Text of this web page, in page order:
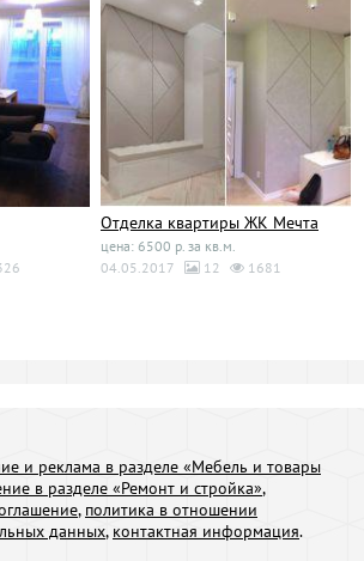
Отделка квартиры ЖК Мечта
цена: 6500 р. за кв.м.
04.05.2017
12 1681
и реклама в разделе «Мебель и товары
в разделе «Ремонт и стройка»,
, политика в отношении
данных, контактная информация.